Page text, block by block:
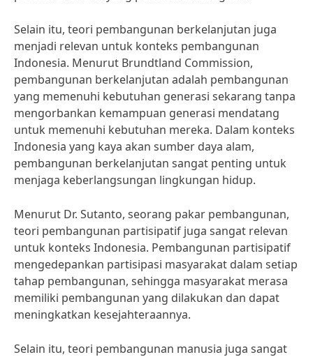
Selain itu, teori pembangunan berkelanjutan juga
menjadi relevan untuk konteks pembangunan
Indonesia. Menurut Brundtland Commission,
pembangunan berkelanjutan adalah pembangunan
yang memenuhi kebutuhan generasi sekarang tanpa
mengorbankan kemampuan generasi mendatang
untuk memenuhi kebutuhan mereka. Dalam konteks
Indonesia yang kaya akan sumber daya alam,
pembangunan berkelanjutan sangat penting untuk
menjaga keberlangsungan lingkungan hidup.
Menurut Dr. Sutanto, seorang pakar pembangunan,
teori pembangunan partisipatif juga sangat relevan
untuk konteks Indonesia. Pembangunan partisipatif
mengedepankan partisipasi masyarakat dalam setiap
tahap pembangunan, sehingga masyarakat merasa
memiliki pembangunan yang dilakukan dan dapat
meningkatkan kesejahteraannya.
Selain itu, teori pembangunan manusia juga sangat